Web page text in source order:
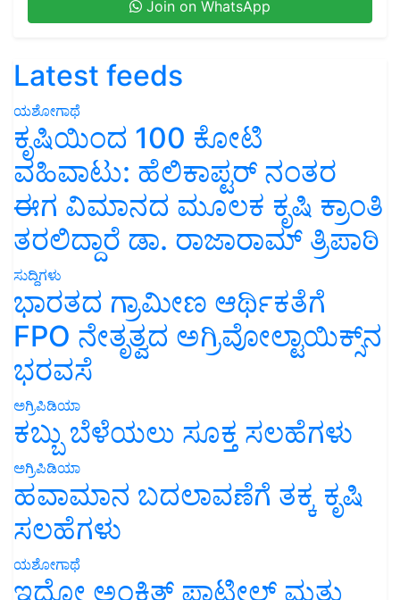
Join on WhatsApp
Latest feeds
ಯಶೋಗಾಥೆ
ಕೃಷಿಯಿಂದ 100 ಕೋಟಿ
ವಹಿವಾಟು: ಹೆಲಿಕಾಪ್ಟರ್ ನಂತರ
ಈಗ ವಿಮಾನದ ಮೂಲಕ ಕೃಷಿ ಕ್ರಾಂತಿ
ತರಲಿದ್ದಾರೆ ಡಾ. ರಾಜಾರಾಮ್ ತ್ರಿಪಾಠಿ
ಸುದ್ದಿಗಳು
ಭಾರತದ ಗ್ರಾಮೀಣ ಆರ್ಥಿಕತೆಗೆ
FPO ನೇತೃತ್ವದ ಅಗ್ರಿವೋಲ್ಟಾಯಿಕ್ಸ್‌ನ
ಭರವಸೆ
ಅಗ್ರಿಪಿಡಿಯಾ
ಕಬ್ಬು ಬೆಳೆಯಲು ಸೂಕ್ತ ಸಲಹೆಗಳು
ಅಗ್ರಿಪಿಡಿಯಾ
ಹವಾಮಾನ ಬದಲಾವಣೆಗೆ ತಕ್ಕ ಕೃಷಿ
ಸಲಹೆಗಳು
ಯಶೋಗಾಥೆ
ಇದೋ ಅಂಕಿತ್ ಪಾಟೀಲ್ ಮತ್ತು